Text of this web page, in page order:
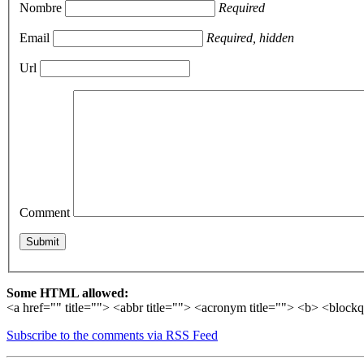
Nombre Required
Email Required, hidden
Url
Comment
Some HTML allowed:
<a href="" title=""> <abbr title=""> <acronym title=""> <b>
Subscribe to the comments via RSS Feed